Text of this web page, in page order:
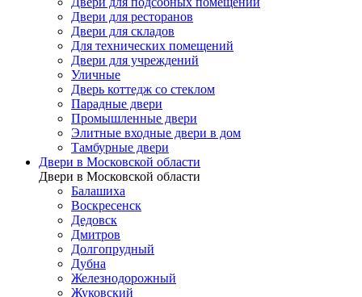
Двери для ресторанов
Двери для складов
Для технических помещений
Двери для учреждений
Уличные
Дверь коттедж со стеклом
Парадные двери
Промышленные двери
Элитные входные двери в дом
Тамбурные двери
Двери в Московской области
Двери в Московской области
Балашиха
Воскресенск
Дедовск
Дмитров
Долгопрудный
Дубна
Железнодорожный
Жуковский